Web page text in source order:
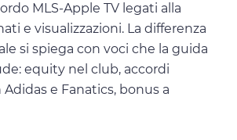
MLS-Apple TV legati alla
e visualizzazioni. La differenza
si spiega con voci che la guida
equity nel club, accordi
e Fanatics, bonus a